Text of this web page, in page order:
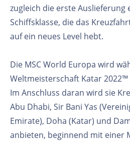
zugleich die erste Auslieferung
Schiffsklasse, die das
auf ein neues Level hebt.
Die MSC World Europa wird
Weltmeisterschaft Katar
Im Anschluss daran wird sie
Abu Dhabi, Sir Bani Yas
Emirate), Doha (Katar) und
anbieten, beginnend mit einer